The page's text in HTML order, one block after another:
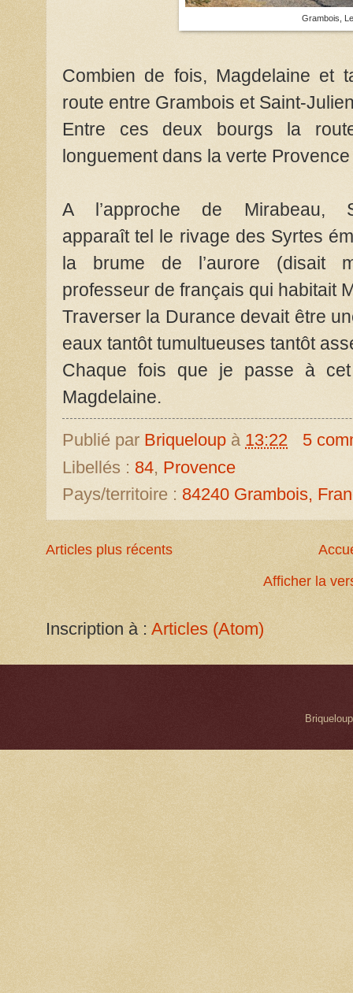
Grambois,
Combien de fois, Magdelaine et
route entre Grambois et Saint-
Entre ces deux bourgs la
longuement dans la verte
A l’approche de Mirabeau,
apparaît tel le rivage des Syrtes
la brume de l’aurore (disait
professeur de français qui habitait
Traverser la Durance devait être
eaux tantôt tumultueuses tantôt
Chaque fois que je passe à
Magdelaine.
Publié par Briqueloup à 13:22
5
Libellés : 84, Provence
Pays/territoire : 84240 Grambois,
Articles plus récents
Afficher la
Inscription à : Articles (Atom)